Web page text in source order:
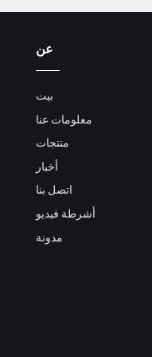
عن
بيت
معلومات عنا
منتجات
أخبار
اتصل بنا
أشرطة فيديو
مدونة